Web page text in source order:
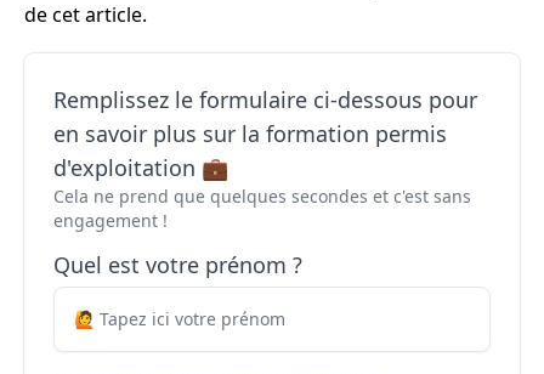
de cet article.
Remplissez le formulaire ci-dessous pour
en savoir plus sur la formation permis
d'exploitation 💼
Cela ne prend que quelques secondes et c'est sans
engagement !
Quel est votre prénom ?